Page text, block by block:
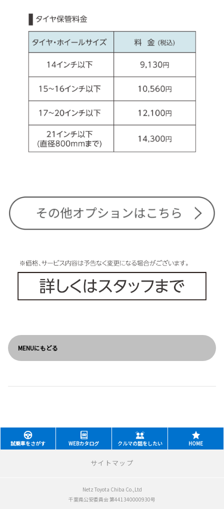
MENUにもどる
試乗車をさがす WEBカタログ クルマの話をしたい HOME
サイトマップ
Netz Toyota Chiba Co.,Ltd
千葉県公安委員会 第441340000930号